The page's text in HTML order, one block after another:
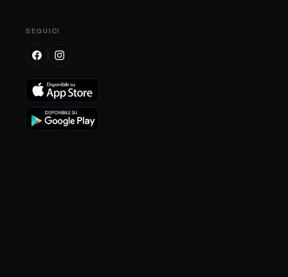
SEGUICI